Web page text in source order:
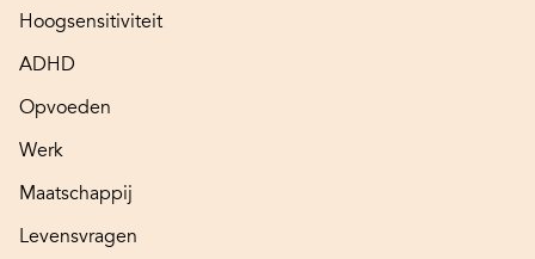
Hoogsensitiviteit
ADHD
Opvoeden
Werk
Maatschappij
Levensvragen